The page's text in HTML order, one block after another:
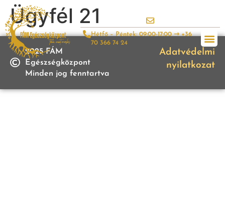
Hétfő – Péntek: 09:00-17:00 ⇾ +36
70 366 74 24
Ügyfél 21
2025 FÁM
Egészségközpont
Minden jog fenntartva
Adatvédelmi
nyilatkozat